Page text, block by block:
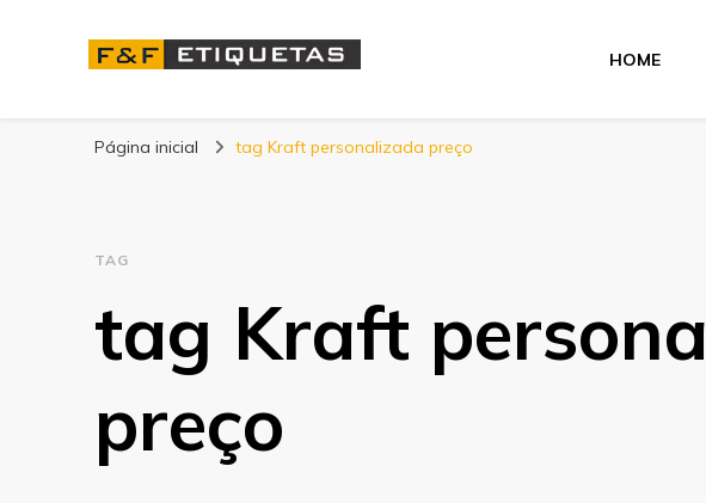
Blog | F&F Etiquetas
HOME
Página inicial tag Kraft personalizada preço
TAG
tag Kraft
preço